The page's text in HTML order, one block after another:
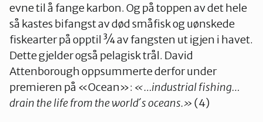
evne til å fange karbon. Og på toppen av det hele
så kastes bifangst av død småfisk og uønskede
fiskearter på opptil ¾ av fangsten ut igjen i havet.
Dette gjelder også pelagisk trål. David
Attenborough oppsummerte derfor under
premieren på «Ocean»: «…industrial fishing…
drain the life from the world´s oceans.» (4)